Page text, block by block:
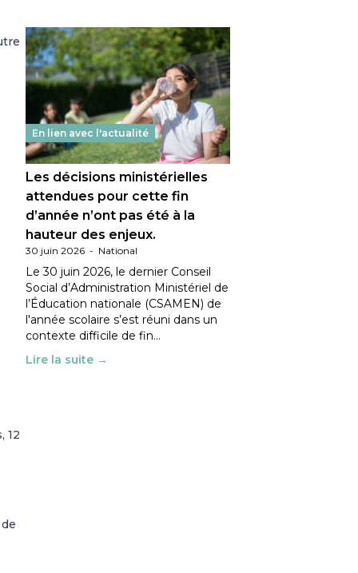
12
En lien avec l'actualité
Les décisions ministérielles
attendues pour cette fin
d’année n’ont pas été à la
hauteur des enjeux.
30 juin 2026 - National
Le 30 juin 2026, le dernier Conseil
Social d’Administration Ministériel de
l’Éducation nationale (CSAMEN) de
l'année scolaire s’est réuni dans un
contexte difficile de fin…
Lire la suite →